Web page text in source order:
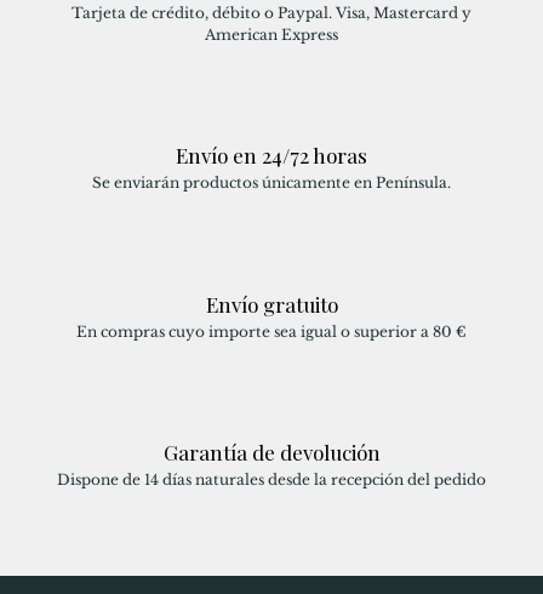
Tarjeta de crédito, débito o Paypal. Visa, Mastercard y
American Express
Envío en 24/72 horas
Se enviarán productos únicamente en Península.
Envío gratuito
En compras cuyo importe sea igual o superior a 80 €
Garantía de devolución
Dispone de 14 días naturales desde la recepción del pedido